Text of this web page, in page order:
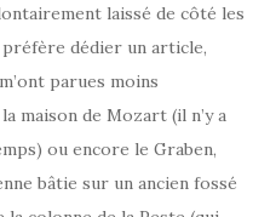
laissé de côté les
préfère dédier un article,
parues moins
maison de Mozart (il n’y a
ou encore le Graben,
bâtie sur un ancien fossé